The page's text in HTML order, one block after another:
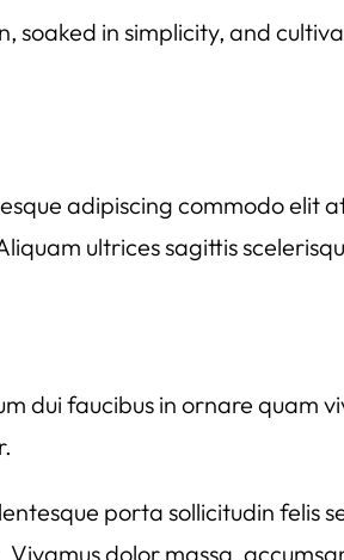
soaked in simplicity, and
adipiscing commodo elit
ultrices sagittis
dui faucibus in ornare quam
porta sollicitudin felis
dolor massa,